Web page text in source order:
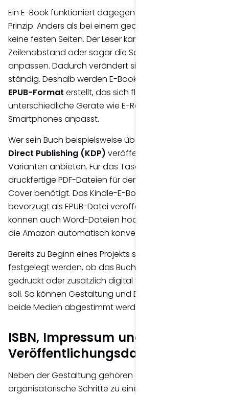
Ein E-Book funktioniert dagegen nach einem anderen
Prinzip. Anders als bei einem gedruckten Buch gibt es
keine festen Seiten. Der Leser kann Schriftgröße,
Zeilenabstand oder sogar die Schriftart individuell
anpassen. Dadurch verändert sich der Umbruch
ständig. Deshalb werden E-Books in der Regel im
EPUB-Format erstellt, das sich flexibel an
unterschiedliche Geräte wie E-Reader, Tablets oder
Smartphones anpasst.
Wer sein Buch beispielsweise über
Direct Publishing (KDP) veröffentlicht, kann beide
Varianten anbieten. Für das Taschenbuch werden
druckfertige PDF-Dateien für den Innenteil und das
Cover benötigt. Das Kindle-E-Book wird hingegen
bevorzugt als EPUB-Datei veröffentlicht, alternativ
können auch Word-Dateien hochgeladen werden,
die Amazon automatisch konvertiert.
Bereits zu Beginn eines Projekts sollte deshalb
festgelegt werden, ob das Buch ausschließlich
gedruckt oder zusätzlich digital veröffentlicht werden
soll. So können Gestaltung und Buchsatz optimal auf
beide Medien abgestimmt werden.
ISBN, Impressum und weitere
Veröffentlichungsdaten
Neben der Gestaltung gehören auch einige
organisatorische Schritte zu einer professionellen